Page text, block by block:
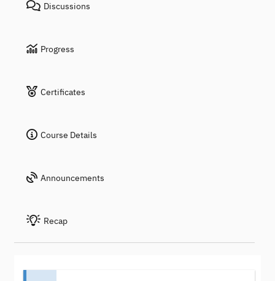
Discussions
Progress
Certificates
Course Details
Announcements
Recap